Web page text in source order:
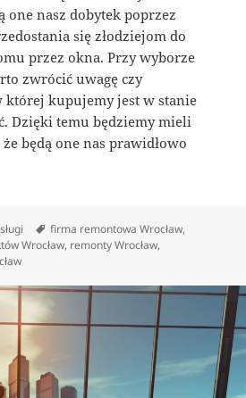
one nasz dobytek poprzez
się złodziejom do
przez okna. Przy wyborze
zwrócić uwagę czy
której kupujemy jest w stanie
Dzięki temu będziemy mieli
będą one nas prawidłowo
Tagi
firma remontowa Wrocław,
Wrocław, remonty Wrocław,